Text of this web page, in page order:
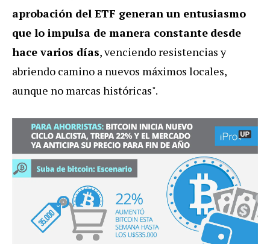
aprobación del ETF generan un entusiasmo
que lo impulsa de manera constante desde
hace varios días, venciendo resistencias y
abriendo camino a nuevos máximos locales,
aunque no marcas históricas".